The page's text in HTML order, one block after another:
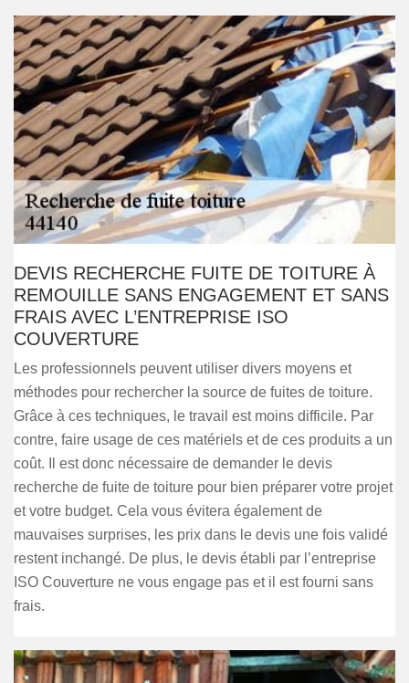
DEVIS RECHERCHE FUITE DE TOITURE À
REMOUILLE SANS ENGAGEMENT ET SANS
FRAIS AVEC L’ENTREPRISE ISO
COUVERTURE
Les professionnels peuvent utiliser divers moyens et
méthodes pour rechercher la source de fuites de toiture.
Grâce à ces techniques, le travail est moins difficile. Par
contre, faire usage de ces matériels et de ces produits a un
coût. Il est donc nécessaire de demander le devis
recherche de fuite de toiture pour bien préparer votre projet
et votre budget. Cela vous évitera également de
mauvaises surprises, les prix dans le devis une fois validé
restent inchangé. De plus, le devis établi par l’entreprise
ISO Couverture ne vous engage pas et il est fourni sans
frais.